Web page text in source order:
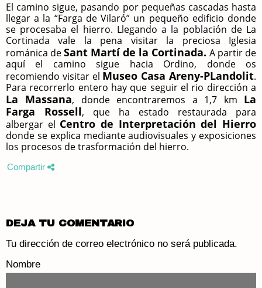
El camino sigue, pasando por pequeñas cascadas hasta
llegar a la “Farga de Vilaró” un pequeño edificio donde
se procesaba el hierro. Llegando a la población de La
Cortinada vale la pena visitar la preciosa Iglesia
románica deSant Martí de la Cortinada. A partir de
aquí el camino sigue hacia Ordino, donde os
recomiendo visitar el Museo Casa Areny-PLandolit.
Para recorrerlo entero hay que seguir el rio dirección a
La Massana, donde encontraremos a 1,7 km La
Farga Rossell, que ha estado restaurada para
albergar el Centro de Interpretación del Hierro
donde se explica mediante audiovisuales y exposiciones
los procesos de trasformación del hierro.
Compartir
DEJA TU COMENTARIO
Tu dirección de correo electrónico no será publicada.
Nombre